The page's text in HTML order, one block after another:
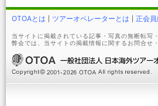
OTOAとは ツアーオペレーターとは 正会
当サイトに掲載されている記事・写真の無断転
弊会では、当サイトの掲載情報に関するお問合せ